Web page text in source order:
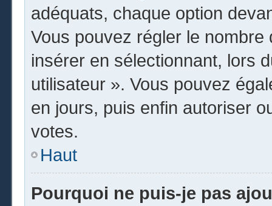
adéquats, chaque option
Vous pouvez régler le nombre
insérer en sélectionnant, lors
utilisateur ». Vous pouvez
en jours, puis enfin autoriser
votes.
Haut
Pourquoi ne puis-je pas